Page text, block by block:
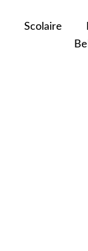
Scolaire